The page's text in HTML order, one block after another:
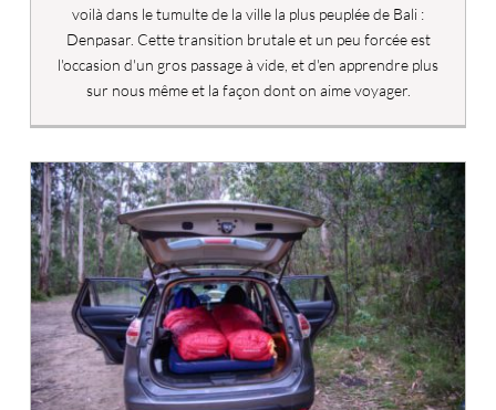
voilà dans le tumulte de la ville la plus peuplée de Bali :
Denpasar. Cette transition brutale et un peu forcée est
l'occasion d'un gros passage à vide, et d'en apprendre plus
sur nous même et la façon dont on aime voyager.